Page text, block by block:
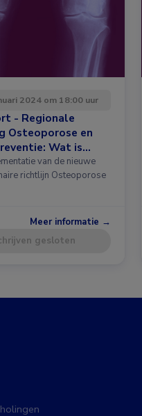
2024 om 18:00 uur
- Regionale
Osteoporose en
Wat is
richtlijn?van de nieuwe
richtlijn Osteoporose
Meer informatie →
gesloten